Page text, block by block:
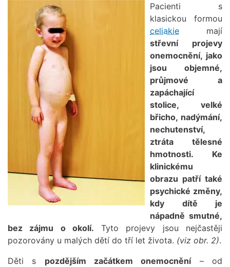
Obrázek
Pacienti s
klasickou formou
celiakie mají
střevní projevy
onemocnění, jako
jsou objemné,
průjmové a
zapáchající
stolice, velké
břicho, nadýmání,
nechutenství,
ztráta tělesné
hmotnosti. Ke
klinickému
obrazu patří také
psychické změny,
kdy dítě je
nápadně smutné,
bez zájmu o okolí. Tyto projevy jsou nejčastěji
pozorovány u malých dětí do tří let života. (viz obr. 2).
Děti s pozdějším začátkem onemocnění– od